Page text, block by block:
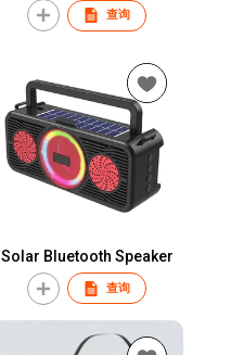
查询
Solar Bluetooth Speaker
查询